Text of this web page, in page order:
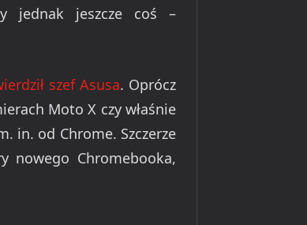
jednak jeszcze coś –
szef Asusa. Oprócz
Moto X czy właśnie
in. od Chrome. Szczerze
nowego Chromebooka,